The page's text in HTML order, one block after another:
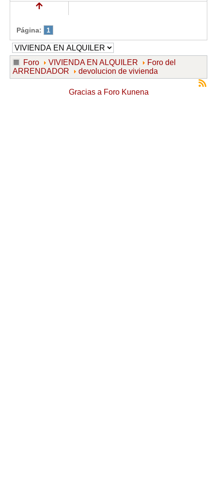
Página: 1
Foro VIVIENDA EN ALQUILER
Foro del
ARRENDADOR
devolucion de vivienda
Gracias a Foro Kunena